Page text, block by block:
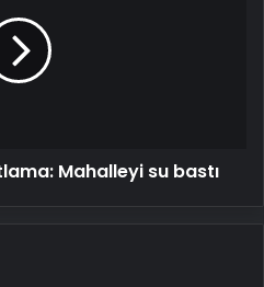
Mahalleyi su bastı